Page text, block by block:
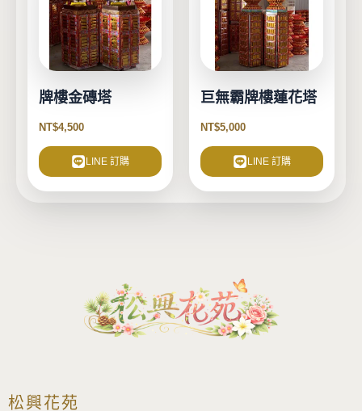
牌樓金磚塔
NT$4,500
LINE 訂購
巨無霸牌樓蓮花塔
NT$5,000
LINE 訂購
松興花苑